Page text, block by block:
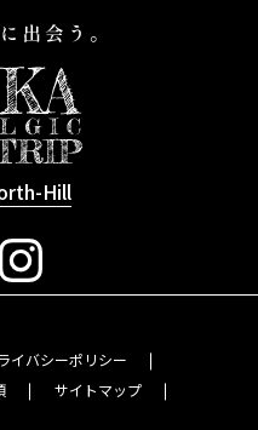
Hill
イバシーポリシー
サイトマップ